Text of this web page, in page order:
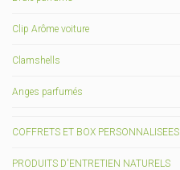
Clip Arôme voiture
Clamshells
Anges parfumés
COFFRETS ET BOX PERSONNALISEES
PRODUITS D'ENTRETIEN NATURELS